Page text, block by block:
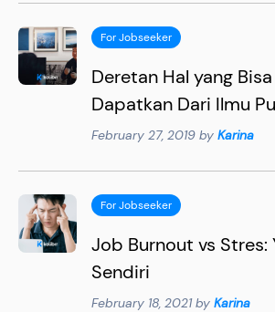
For Jobseeker
Deretan Hal yang
Dapatkan Dari Ilmu
February 27, 2019 by Karina
For Jobseeker
Job Burnout vs Stres:
Sendiri
February 18, 2021 by Karina